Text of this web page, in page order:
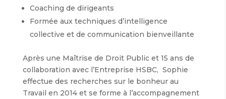
Coaching de dirigeants
Formée aux techniques d’intelligence
collective et de communication bienveillante
Après une Maîtrise de Droit Public et 15 ans de
collaboration avec l’Entreprise HSBC, Sophie
effectue des recherches sur le bonheur au
Travail en 2014 et se forme à l’accompagnement